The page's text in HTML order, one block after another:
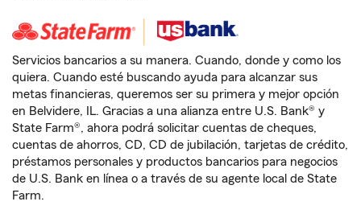
Servicios bancarios a su manera. Cuando, donde y como los
quiera. Cuando esté buscando ayuda para alcanzar sus
metas financieras, queremos ser su primera y mejor opción
en Belvidere, IL. Gracias a una alianza entre U.S. Bank® y
State Farm®, ahora podrá solicitar cuentas de cheques,
cuentas de ahorros, CD, CD de jubilación, tarjetas de crédito,
préstamos personales y productos bancarios para negocios
de U.S. Bank en línea o a través de su agente local de State
Farm.